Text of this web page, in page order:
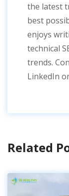
the latest
best
enjoys
technical
trends.
LinkedIn
Related